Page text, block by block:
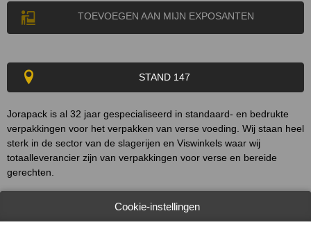
TOEVOEGEN AAN MIJN EXPOSANTEN
STAND 147
Jorapack is al 32 jaar gespecialiseerd in standaard- en bedrukte
verpakkingen voor het verpakken van verse voeding. Wij staan heel
sterk in de sector van de slagerijen en Viswinkels waar wij
totaalleverancier zijn van verpakkingen voor verse en bereide
gerechten.
Daarnaast kunnen wij u een zeer betrouwbaar partnerschap
aanbieden voor tal van andere artikelen zoals hygiëne
Cookie-instellingen